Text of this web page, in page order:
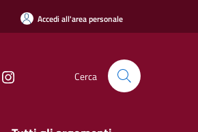
Accedi all'area personale
Cerca